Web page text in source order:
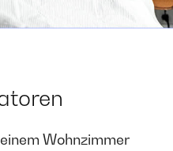
Wohnzimmer